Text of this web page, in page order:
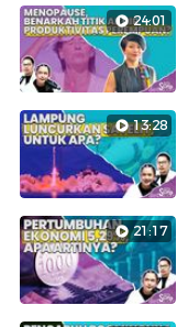
24:01
13:28
21:17